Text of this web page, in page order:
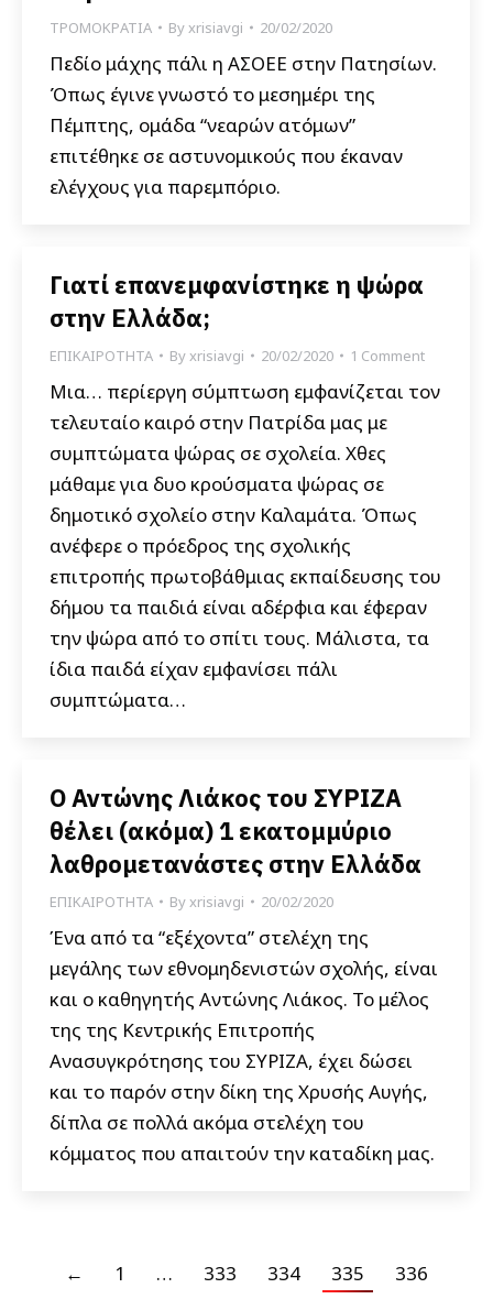
ΤΡΟΜΟΚΡΑΤΙΑ Byxrisiavgi 20/02/2020
Πεδίο μάχης πάλι η ΑΣΟΕΕ στην Πατησίων.
Όπως έγινε γνωστό το μεσημέρι της
Πέμπτης, ομάδα “νεαρών ατόμων”
επιτέθηκε σε αστυνομικούς που έκαναν
ελέγχους για παρεμπόριο.
Γιατί επανεμφανίστηκε η ψώρα
στην Ελλάδα;
ΕΠΙΚΑΙΡΟΤΗΤΑ Byxrisiavgi 20/02/2020 1 Comment
Μια… περίεργη σύμπτωση εμφανίζεται τον
τελευταίο καιρό στην Πατρίδα μας με
συμπτώματα ψώρας σε σχολεία. Χθες
μάθαμε για δυο κρούσματα ψώρας σε
δημοτικό σχολείο στην Καλαμάτα. Όπως
ανέφερε ο πρόεδρος της σχολικής
επιτροπής πρωτοβάθμιας εκπαίδευσης του
δήμου τα παιδιά είναι αδέρφια και έφεραν
την ψώρα από το σπίτι τους. Μάλιστα, τα
ίδια παιδά είχαν εμφανίσει πάλι
συμπτώματα…
Ο Αντώνης Λιάκος του ΣΥΡΙΖΑ
θέλει (ακόμα) 1 εκατομμύριο
λαθρομετανάστες στην Ελλάδα
ΕΠΙΚΑΙΡΟΤΗΤΑ Byxrisiavgi 20/02/2020
Ένα από τα “εξέχοντα” στελέχη της
μεγάλης των εθνομηδενιστών σχολής, είναι
και ο καθηγητής Αντώνης Λιάκος. Το μέλος
της της Κεντρικής Επιτροπής
Ανασυγκρότησης του ΣΥΡΙΖΑ, έχει δώσει
και το παρόν στην δίκη της Χρυσής Αυγής,
δίπλα σε πολλά ακόμα στελέχη του
κόμματος που απαιτούν την καταδίκη μας.
← 1 … 333 334 335
336